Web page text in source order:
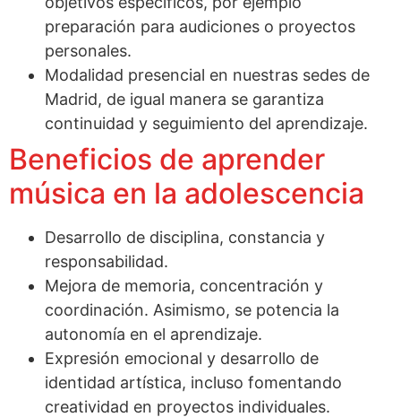
preparación para audiciones o proyectos
personales.
Modalidad presencial en nuestras sedes de
Madrid, de igual manera se garantiza
continuidad y seguimiento del aprendizaje.
Beneficios de aprender
música en la adolescencia
Desarrollo de disciplina, constancia y
responsabilidad.
Mejora de memoria, concentración y
coordinación. Asimismo, se potencia la
autonomía en el aprendizaje.
Expresión emocional y desarrollo de
identidad artística, incluso fomentando
creatividad en proyectos individuales.